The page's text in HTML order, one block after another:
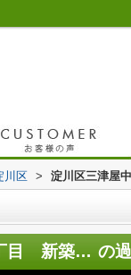
川区 > 淀川区三津屋
淀川区三津屋中2丁目 新築戸建 の